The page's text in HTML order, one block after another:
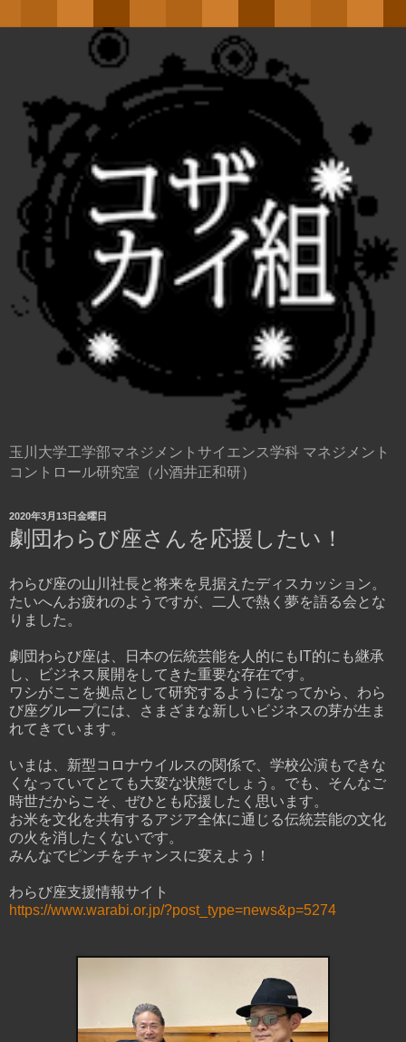
玉川大学工学部マネジメントサイエンス学科 マネジメント
コントロール研究室（小酒井正和研）
2020年3月13日金曜日
劇団わらび座さんを応援したい！
わらび座の山川社長と将来を見据えたディスカッション。
たいへんお疲れのようですが、二人で熱く夢を語る会とな
りました。
劇団わらび座は、日本の伝統芸能を人的にもIT的にも継承
し、ビジネス展開をしてきた重要な存在です。
ワシがここを拠点として研究するようになってから、わら
び座グループには、さまざまな新しいビジネスの芽が生ま
れてきています。
いまは、新型コロナウイルスの関係で、学校公演もできな
くなっていてとても大変な状態でしょう。でも、そんなご
時世だからこそ、ぜひとも応援したく思います。
お米を文化を共有するアジア全体に通じる伝統芸能の文化
の火を消したくないです。
みんなでピンチをチャンスに変えよう！
わらび座支援情報サイト
https://www.warabi.or.jp/?post_type=news&p=5274